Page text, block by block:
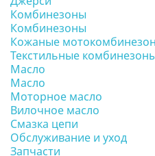
Комбинезоны
Комбинезоны
Кожаные
Текстильные
Масло
Масло
Моторное масло
Вилочное масло
Смазка цепи
Обслуживание и уход
Запчасти